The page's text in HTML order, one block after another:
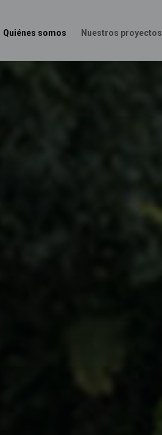
Menu
Quiénes somos Nuestros proyectos